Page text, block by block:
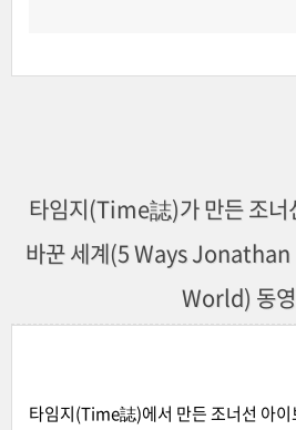
타임지(Time誌)가 만든 조너
바꾼 세계(5 Ways
World) 동
타임지(Time誌)에서 만든 조너선 아